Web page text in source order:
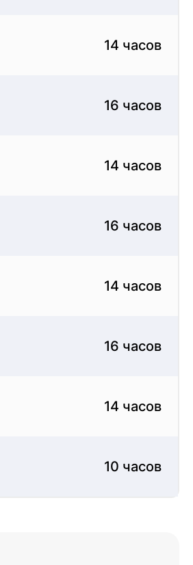
14 часов
16 часов
14 часов
16 часов
14 часов
16 часов
14 часов
10 часов